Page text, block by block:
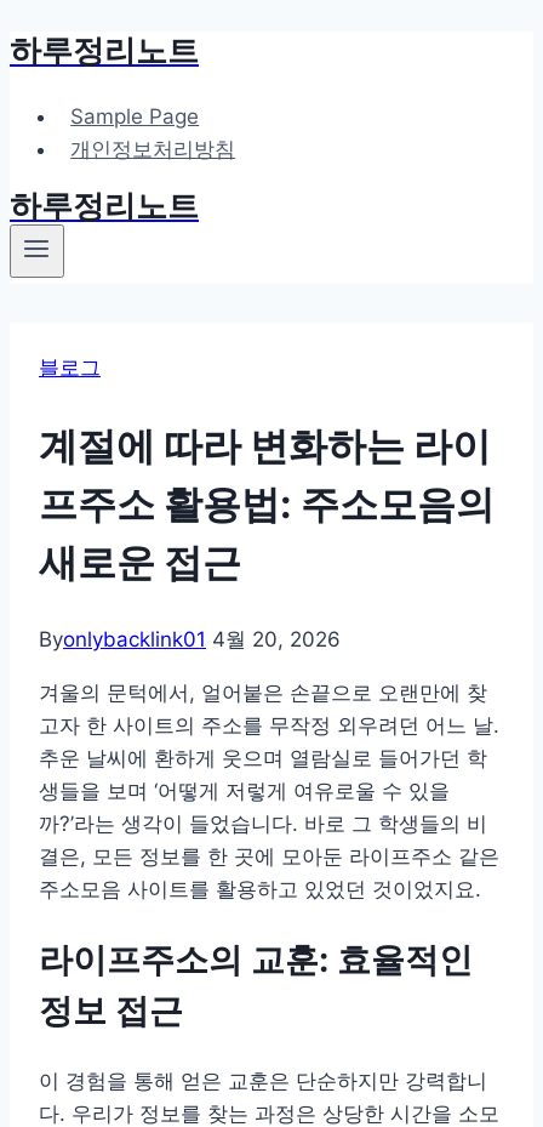
Skip
content
하루정리노트
Sample Page
개인정보처리방침
하루정리노트
블로그
계절에 따라 변화하는 라이
프주소 활용법: 주소모음의
새로운 접근
Byonlybacklink01 4월 20, 2026
겨울의 문턱에서, 얼어붙은 손끝으로 오랜만에 찾
고자 한 사이트의 주소를 무작정 외우려던 어느 날.
추운 날씨에 환하게 웃으며 열람실로 들어가던 학
생들을 보며 ‘어떻게 저렇게 여유로울 수 있을
까?’라는 생각이 들었습니다. 바로 그 학생들의 비
결은, 모든 정보를 한 곳에 모아둔 라이프주소 같은
주소모음 사이트를 활용하고 있었던 것이었지요.
라이프주소의 교훈: 효율적인
정보 접근
이 경험을 통해 얻은 교훈은 단순하지만 강력합니
다. 우리가 정보를 찾는 과정은 상당한 시간을 소모